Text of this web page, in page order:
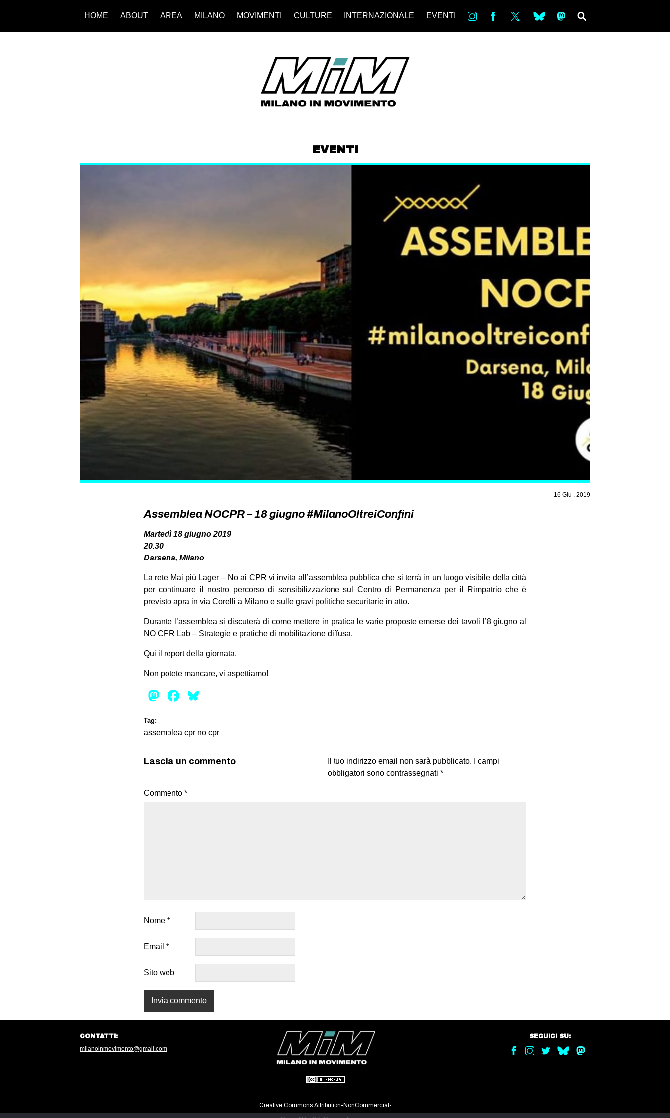
HOME ABOUT AREA MILANO MOVIMENTI CULTURE INTERNAZIONALE EVENTI in bsky ms
EVENTI
16 Giu , 2019
Assemblea NOCPR – 18 giugno #MilanoOltreiConfini
Martedì 18 giugno 2019
20.30
Darsena, Milano
La rete Mai più Lager – No ai CPR vi invita all’assemblea pubblica che si terrà in un luogo visibile della città
per continuare il nostro percorso di sensibilizzazione sul Centro di Permanenza per il Rimpatrio che è
previsto apra in via Corelli a Milano e sulle gravi politiche securitarie in atto.
Durante l’assemblea si discuterà di come mettere in pratica le varie proposte emerse dei tavoli l’8 giugno al
NO CPR Lab – Strategie e pratiche di mobilitazione diffusa.
Qui il report della giornata.
Non potete mancare, vi aspettiamo!
Mastodon
Facebook
Tag:
assemblea cpr no cpr
Lascia un commento Il tuo indirizzo email non sarà pubblicato.
I campi
obbligatori sono contrassegnati *
Commento *
Nome *
Email *
Sito web
Creative Commons Attribution-NonCommercial-
CONTATTI:
milanoinmovimento@gmail.com
SEGUICI SU: